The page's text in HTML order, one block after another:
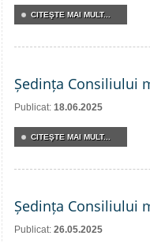
CITEŞTE MAI MULT...
Ședința Consiliului
Publicat: 18.06.2025
CITEŞTE MAI MULT...
Ședința Consiliului
Publicat: 26.05.2025